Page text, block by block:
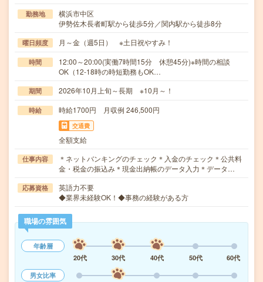
勤務地
横浜市中区
伊勢佐木長者町駅から徒歩5分／関内駅から徒歩8分
曜日頻度 月～金（週5日） ※土日祝やすみ！
時間
12:00～20:00(実働7時間15分 休憩45分)※時間の相談
OK（12-18時の時短勤務もOK…
期間 2026年10月上旬～長期 ※10月～！
時給 時給1700円 月収例 246,500円
交通費
全額支給
仕事内容
＊ネットバンキングのチェック＊入金のチェック＊公共料
金・税金の振込み＊現金出納帳のデータ入力＊データ…
応募資格
英語力不要
◆業界未経験OK！◆事務の経験がある方
職場の雰囲気
年齢層
20代
30代 40代 50代
60代
男女比率